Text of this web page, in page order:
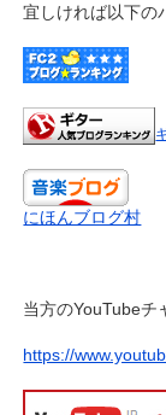
宜しければ以下の
にほんブログ村
当方のYouTubeチ
https://